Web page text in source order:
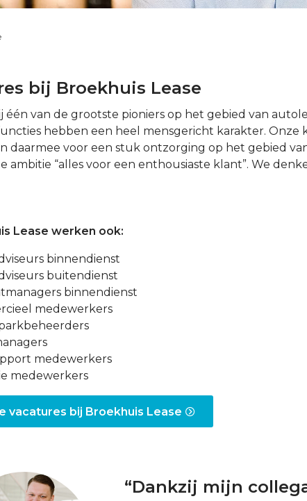
bij Broekhuis Lease
één van de grootste pioniers op het gebied van
hebben een heel mensgericht karakter.
daarmee voor een stuk ontzorging op het gebied
ambitie “alles voor een enthousiaste klant”. We
Lease werken ook:
binnendienst
buitendienst
binnendienst
medewerkers
medewerkers
medewerkers
vacatures bij Broekhuis Lease
“Dankzij mijn